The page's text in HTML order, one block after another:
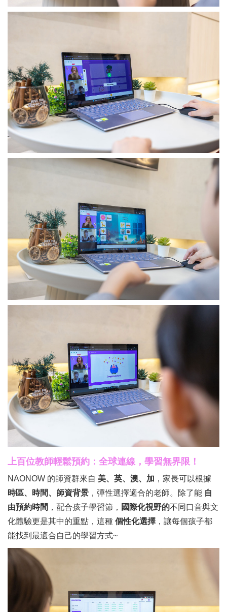
上百位教師輕鬆預約：全球連線，學習無界限！
NAONOW 的師資群來自 美、英、澳、加 ，家長可以根據
時區、時間、師資背景 ，彈性選擇適合的老師。除了能 自
由預約時間 ，配合孩子學習節， 國際化視野的不同口音與文
化體驗更是其中的重點，這種 個性化選擇 ，讓每個孩子都
能找到最適合自己的學習方式~